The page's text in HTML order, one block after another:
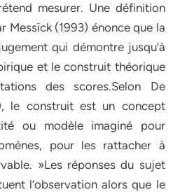
mesurer. Une définition
Messïck (1993) énonce que la
qui démontre jusqu’à
et le construit théorique
des scores.Selon De
le construit est un concept
ou modèle imaginé pour
pour les rattacher à
»Les réponses du sujet
l’observation alors que le